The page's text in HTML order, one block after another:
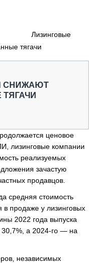
Лизинговые
тягачи
СНИЖАЮТ
ценовое
лизинговые компании
реализуемых
зачастую
продавцов.
средняя стоимость
в продаже у лизинговых
2022 года выпуска
а 2024-го — на
независимых